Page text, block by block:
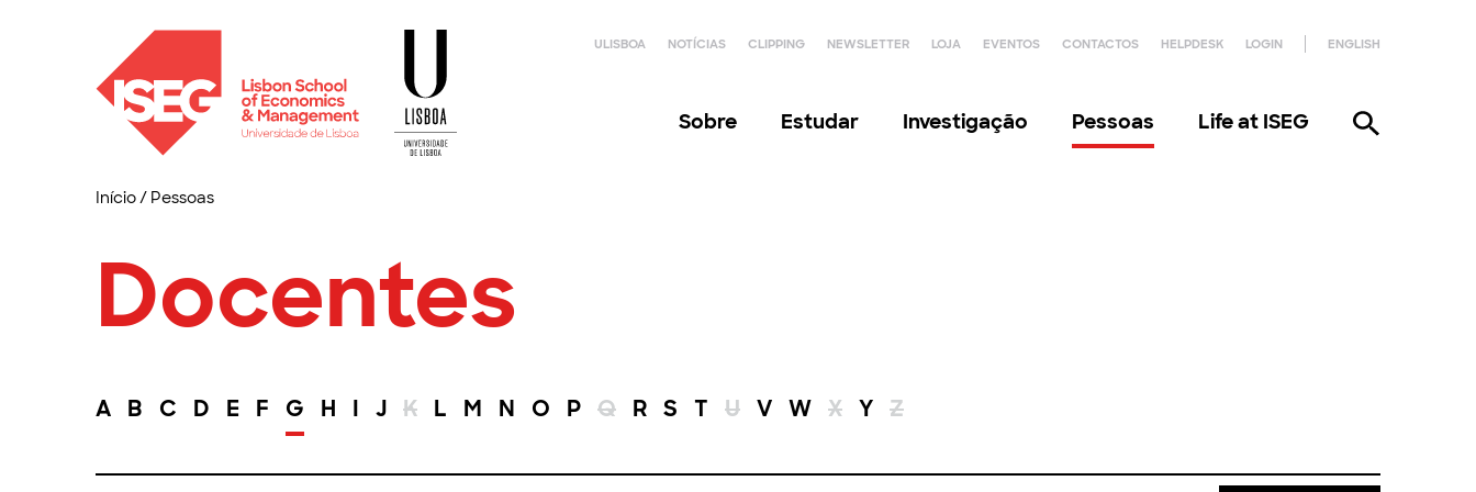
ULISBOA NOTÍCIAS CLIPPING NEWSLETTER LOJA EVENTOS CONTACTOS HELPDESK LOGIN ENGLISH
Sobre Estudar Investigação Pessoas Life at ISEG
Início/ Pessoas
Docentes
A B C D E F G H I J K L M N O P Q R S T U V W X Y Z